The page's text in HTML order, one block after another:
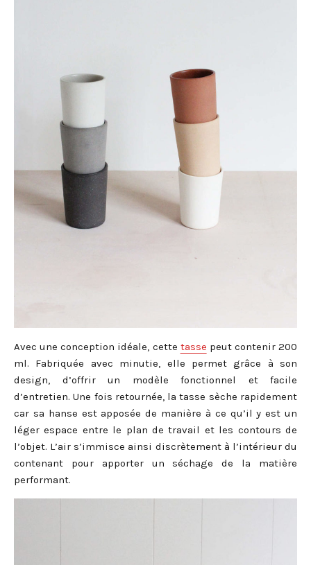
Avec une conception idéale, cette tasse peut contenir 200
ml. Fabriquée avec minutie, elle permet grâce à son
design, d’offrir un modèle fonctionnel et facile
d’entretien. Une fois retournée, la tasse sèche rapidement
car sa hanse est apposée de manière à ce qu’il y est un
léger espace entre le plan de travail et les contours de
l’objet. L’air s’immisce ainsi discrètement à l’intérieur du
contenant pour apporter un séchage de la matière
performant.